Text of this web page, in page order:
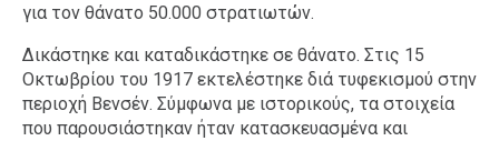
για τον θάνατο 50.000 στρατιωτών.
Δικάστηκε και καταδικάστηκε σε θάνατο. Στις 15
Οκτωβρίου του 1917 εκτελέστηκε διά τυφεκισμού στην
περιοχή Βενσέν. Σύμφωνα με ιστορικούς, τα στοιχεία
που παρουσιάστηκαν ήταν κατασκευασμένα και